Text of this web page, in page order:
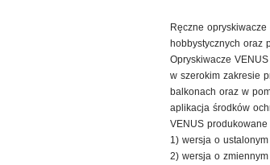
Ręczne
hobbystycznych oraz
Opryskiwacze
w szerokim zakresie
balkonach oraz w
aplikacja środków
VENUS
1) wersja o ustalonym
2) wersja o zmiennym